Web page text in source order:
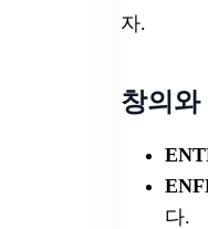
자.
창의와
다.